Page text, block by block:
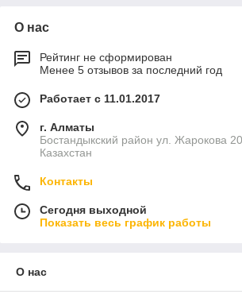
О нас
Рейтинг не сформирован
Менее 5 отзывов за последний год
Работает с 11.01.2017
г. Алматы
Бостандыкский район ул. Жарокова
Казахстан
Контакты
Сегодня выходной
Показать весь график работы
О нас